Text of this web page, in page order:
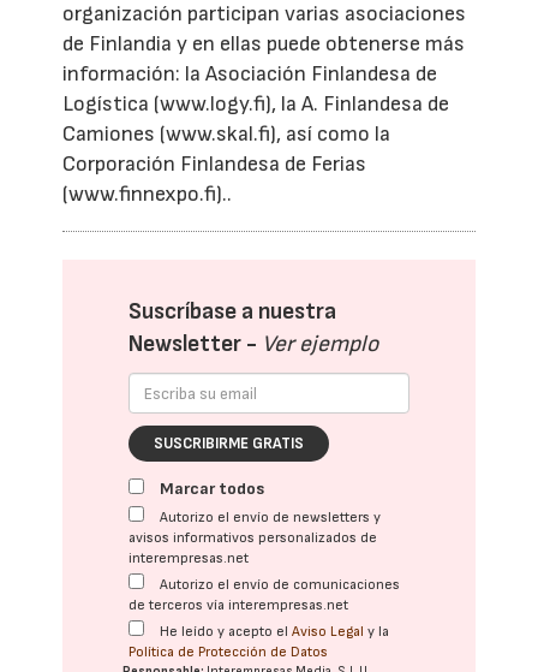
organización participan varias asociaciones
de Finlandia y en ellas puede obtenerse más
información: la Asociación Finlandesa de
Logística (www.logy.fi), la A. Finlandesa de
Camiones (www.skal.fi), así como la
Corporación Finlandesa de Ferias
(www.finnexpo.fi)..
Suscríbase a nuestra
Newsletter - Ver ejemplo
SUSCRIBIRME GRATIS
Marcar todos
Autorizo el envío de newsletters y
avisos informativos personalizados de
interempresas.net
Autorizo el envío de comunicaciones
de terceros vía interempresas.net
He leído y acepto elAviso Legal y la
Política de Protección de Datos